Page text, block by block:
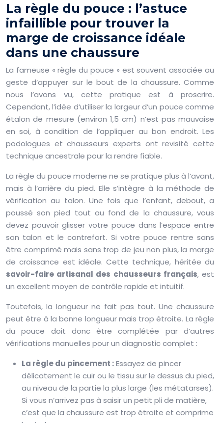
La règle du pouce : l’astuce
infaillible pour trouver la
marge de croissance idéale
dans une chaussure
La fameuse « règle du pouce » est souvent associée au
geste d’appuyer sur le bout de la chaussure. Comme
nous l’avons vu, cette pratique est à proscrire.
Cependant, l’idée d’utiliser la largeur d’un pouce comme
étalon de mesure (environ 1,5 cm) n’est pas mauvaise
en soi, à condition de l’appliquer au bon endroit. Les
podologues et chausseurs experts ont revisité cette
technique ancestrale pour la rendre fiable.
La règle du pouce moderne ne se pratique plus à l’avant,
mais à l’arrière du pied. Elle s’intègre à la méthode de
vérification au talon. Une fois que l’enfant, debout, a
poussé son pied tout au fond de la chaussure, vous
devez pouvoir glisser votre pouce dans l’espace entre
son talon et le contrefort. Si votre pouce rentre sans
être comprimé mais sans trop de jeu non plus, la marge
de croissance est idéale. Cette technique, héritée du
savoir-faire artisanal des chausseurs français, est
un excellent moyen de contrôle rapide et intuitif.
Toutefois, la longueur ne fait pas tout. Une chaussure
peut être à la bonne longueur mais trop étroite. La règle
du pouce doit donc être complétée par d’autres
vérifications manuelles pour un diagnostic complet :
La règle du pincement :Essayez de pincer
délicatement le cuir ou le tissu sur le dessus du pied,
au niveau de la partie la plus large (les métatarses).
Si vous n’arrivez pas à saisir un petit pli de matière,
c’est que la chaussure est trop étroite et comprime